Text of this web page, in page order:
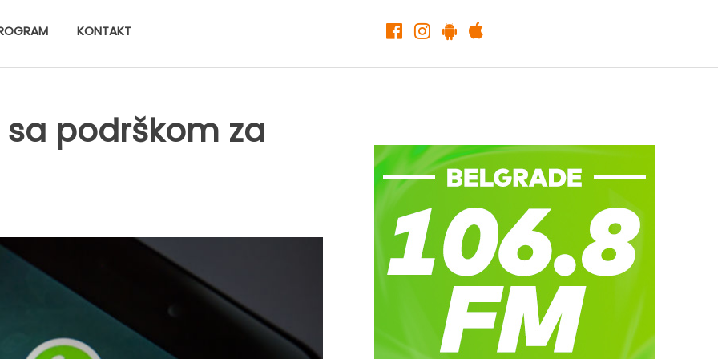
KONTAKT
podrškom za